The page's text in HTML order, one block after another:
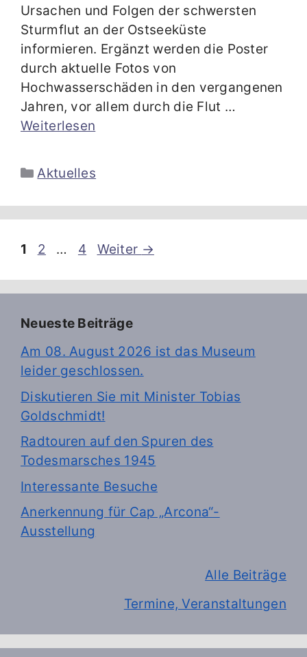
Ursachen und Folgen der schwersten
Sturmflut an der Ostseeküste
informieren. Ergänzt werden die Poster
durch aktuelle Fotos von
Hochwasserschäden in den vergangenen
Jahren, vor allem durch die Flut …
Weiterlesen
Kategorien
Aktuelles
Seite
1 Seite
2 … Seite
4 Weiter →
Neueste Beiträge
Am 08. August 2026 ist das Museum
leider geschlossen.
Diskutieren Sie mit Minister Tobias
Goldschmidt!
Radtouren auf den Spuren des
Todesmarsches 1945
Interessante Besuche
Anerkennung für Cap „Arcona“-
Ausstellung
Alle Beiträge
Termine, Veranstaltungen